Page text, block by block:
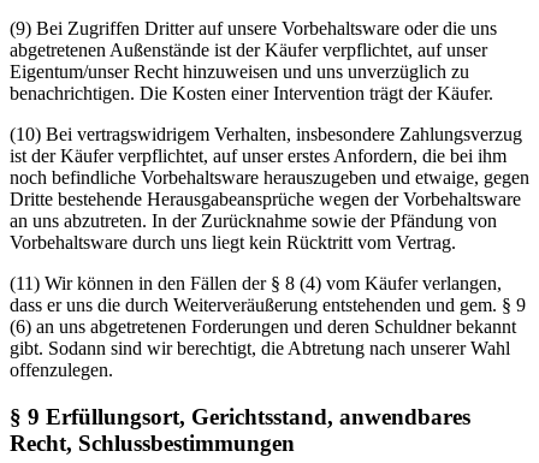
(9) Bei Zugriffen Dritter auf unsere Vorbehaltsware oder die uns
abgetretenen Außenstände ist der Käufer verpflichtet, auf unser
Eigentum/unser Recht hinzuweisen und uns unverzüglich zu
benachrichtigen. Die Kosten einer Intervention trägt der Käufer.
(10) Bei vertragswidrigem Verhalten, insbesondere Zahlungsverzug
ist der Käufer verpflichtet, auf unser erstes Anfordern, die bei ihm
noch befindliche Vorbehaltsware herauszugeben und etwaige, gegen
Dritte bestehende Herausgabeansprüche wegen der Vorbehaltsware
an uns abzutreten. In der Zurücknahme sowie der Pfändung von
Vorbehaltsware durch uns liegt kein Rücktritt vom Vertrag.
(11) Wir können in den Fällen der § 8 (4) vom Käufer verlangen,
dass er uns die durch Weiterveräußerung entstehenden und gem. § 9
(6) an uns abgetretenen Forderungen und deren Schuldner bekannt
gibt. Sodann sind wir berechtigt, die Abtretung nach unserer Wahl
offenzulegen.
§ 9 Erfüllungsort, Gerichtsstand, anwendbares
Recht, Schlussbestimmungen